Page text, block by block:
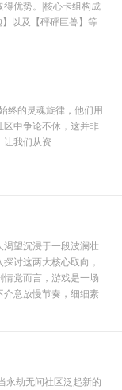
优势。|核心卡组构成
以及【砰砰巨兽】等
终的灵魂旋律，他们用
区中争论不休，这并非
我们从资...
望沉浸于一段波澜壮
讨这两大核心取向，
党而言，游戏是一场
介意放慢节奏，细细素
永劫无间社区泛起新的